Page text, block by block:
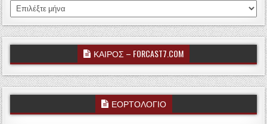
ΠΡΟΗΓΟΥΜΕΝΗ ΕΚΔΟΣΗ ΙΣΤΟΤΟΠΟΥ (2006-2018)
ΚΑΙΡΟΣ – FORCAST7.COM
ΕΟΡΤΟΛΟΓΙΟ